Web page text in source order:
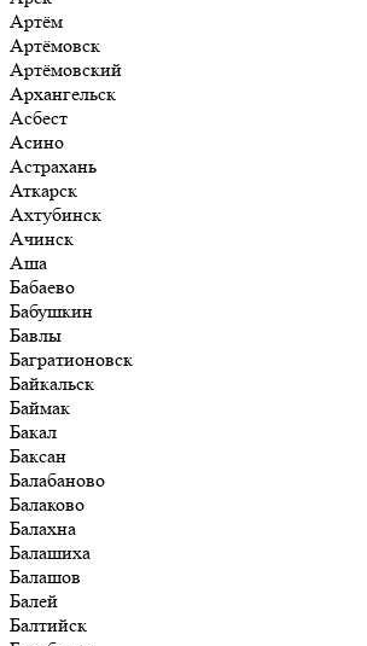
Артём
Артёмовск
Артёмовский
Архангельск
Асбест
Асино
Астрахань
Аткарск
Ахтубинск
Ачинск
Аша
Бабаево
Бабушкин
Бавлы
Багратионовск
Байкальск
Баймак
Бакал
Баксан
Балабаново
Балаково
Балахна
Балашиха
Балашов
Балей
Балтийск